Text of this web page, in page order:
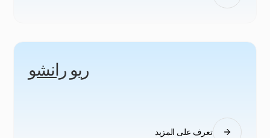
ريو رانشو
تعرف على المزيد